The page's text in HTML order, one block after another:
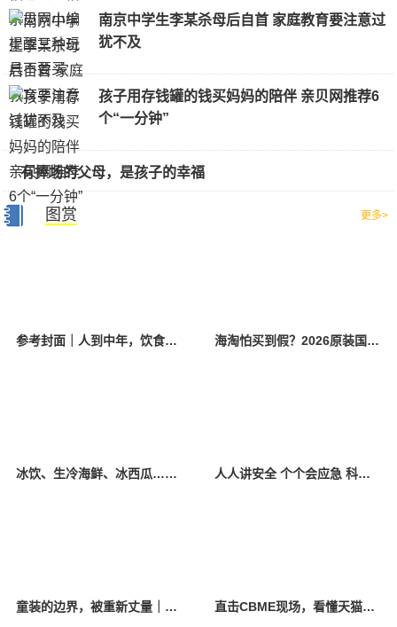
南京中学生李某杀母后自首 家庭教育要注意过
犹不及
孩子用存钱罐的钱买妈妈的陪伴 亲贝网推荐6
个“一分钟”
有捧场的父母，是孩子的幸福
图赏 更多>
参考封面｜人到中年，饮食该如何调整？ 海淘怕买到假？2026原装国产羊奶粉靠谱的正规品牌有哪些？
冰饮、生冷海鲜、冰西瓜……泉州人夏季“标配”饮食极易引发胃肠炎 人人讲安全 个个会应急 科学应对防震避险
童装的边界，被重新丈量｜2026中国国际时装周·童话小镇圆满收官 直击CBME现场，看懂天猫母婴“造牌”逻辑